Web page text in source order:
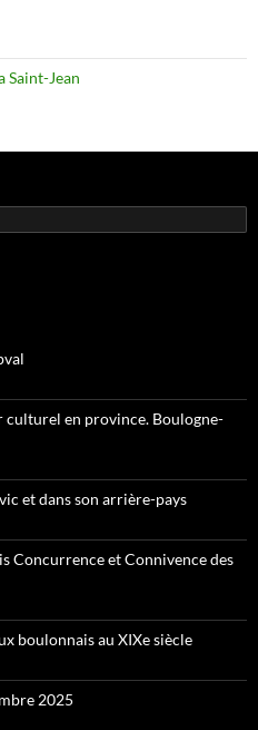
Saint-Jean
culturel en province. Boulogne-
et dans son arrière-pays
Concurrence et Connivence des
boulonnais au XIXe siècle
2025